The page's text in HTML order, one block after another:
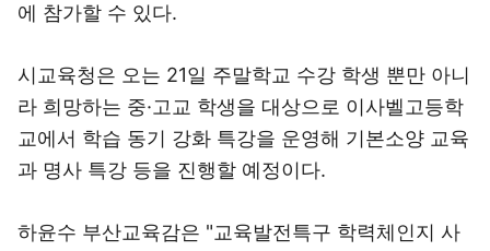
에 참가할 수 있다.
시교육청은 오는 21일 주말학교 수강 학생 뿐만 아니
라 희망하는 중·고교 학생을 대상으로 이사벨고등학
교에서 학습 동기 강화 특강을 운영해 기본소양 교육
과 명사 특강 등을 진행할 예정이다.
하윤수 부산교육감은 "교육발전특구 학력체인지 사